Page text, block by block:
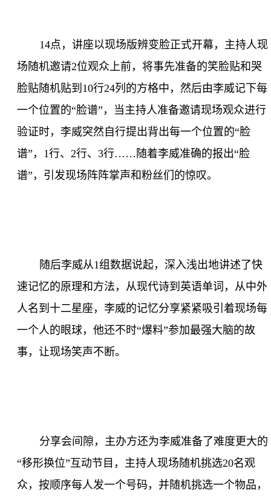
14点，讲座以现场版辨变脸正式开幕，主持人现
场随机邀请2位观众上前，将事先准备的笑脸贴和哭
脸贴随机贴到 10行24列的方格中，然后由李威记下每
一个位置的“脸谱”，当主持人准备邀请现场观众进行
验证时，李威突然自行提出背出每一个位置的“脸
谱”， 1行、 2行、 3行……随着李威准确的报出“脸
谱”，引发现场阵阵掌声和粉丝们的惊叹。
随后李威从1组数据说起，深入浅出地讲述了快
速记忆的原理和方法，从现代诗到英语单词，从中外
人名到十二星座，李威的记忆分享紧紧吸引着现场每
一个人的眼球，他还不时“爆料”参加最强大脑的故
事，让现场笑声不断。
分享会间隙，主办方还为李威准备了难度更大的
“移形换位”互动节目，主持人现场随机挑选20名观
众，按顺序每人发一个号码，并随机挑选一个物品，